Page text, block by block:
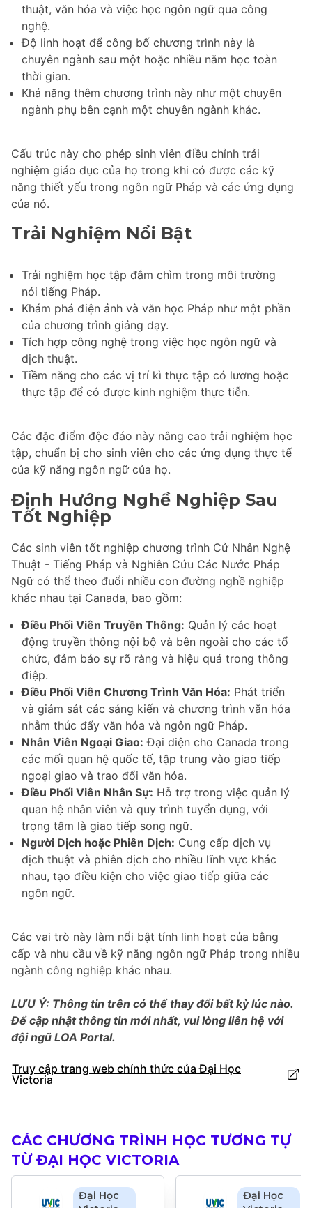
thuật, văn hóa và việc học ngôn ngữ qua công
nghệ.
Độ linh hoạt để công bố chương trình này là
chuyên ngành sau một hoặc nhiều năm học toàn
thời gian.
Khả năng thêm chương trình này như một chuyên
ngành phụ bên cạnh một chuyên ngành khác.
Cấu trúc này cho phép sinh viên điều chỉnh trải
nghiệm giáo dục của họ trong khi có được các kỹ
năng thiết yếu trong ngôn ngữ Pháp và các ứng dụng
của nó.
Trải Nghiệm Nổi Bật
Trải nghiệm học tập đắm chìm trong môi trường
nói tiếng Pháp.
Khám phá điện ảnh và văn học Pháp như một phần
của chương trình giảng dạy.
Tích hợp công nghệ trong việc học ngôn ngữ và
dịch thuật.
Tiềm năng cho các vị trí kì thực tập có lương hoặc
thực tập để có được kinh nghiệm thực tiễn.
Các đặc điểm độc đáo này nâng cao trải nghiệm học
tập, chuẩn bị cho sinh viên cho các ứng dụng thực tế
của kỹ năng ngôn ngữ của họ.
Định Hướng Nghề Nghiệp Sau
Tốt Nghiệp
Các sinh viên tốt nghiệp chương trình Cử Nhân Nghệ
Thuật - Tiếng Pháp và Nghiên Cứu Các Nước Pháp
Ngữ có thể theo đuổi nhiều con đường nghề nghiệp
khác nhau tại Canada, bao gồm:
Điều Phối Viên Truyền Thông: Quản lý các hoạt
động truyền thông nội bộ và bên ngoài cho các tổ
chức, đảm bảo sự rõ ràng và hiệu quả trong thông
điệp.
Điều Phối Viên Chương Trình Văn Hóa: Phát triển
và giám sát các sáng kiến và chương trình văn hóa
nhằm thúc đẩy văn hóa và ngôn ngữ Pháp.
Nhân Viên Ngoại Giao: Đại diện cho Canada trong
các mối quan hệ quốc tế, tập trung vào giao tiếp
ngoại giao và trao đổi văn hóa.
Điều Phối Viên Nhân Sự: Hỗ trợ trong việc quản lý
quan hệ nhân viên và quy trình tuyển dụng, với
trọng tâm là giao tiếp song ngữ.
Người Dịch hoặc Phiên Dịch: Cung cấp dịch vụ
dịch thuật và phiên dịch cho nhiều lĩnh vực khác
nhau, tạo điều kiện cho việc giao tiếp giữa các
ngôn ngữ.
Các vai trò này làm nổi bật tính linh hoạt của bằng
cấp và nhu cầu về kỹ năng ngôn ngữ Pháp trong nhiều
ngành công nghiệp khác nhau.
LƯU Ý: Thông tin trên có thể thay đổi bất kỳ lúc nào.
Để cập nhật thông tin mới nhất, vui lòng liên hệ với
đội ngũ LOA Portal.
Truy cập trang web chính thức của Đại Học
Victoria
CÁC CHƯƠNG TRÌNH HỌC TƯƠNG TỰ
TỪ ĐẠI HỌC VICTORIA
Đại Học
Đại Học